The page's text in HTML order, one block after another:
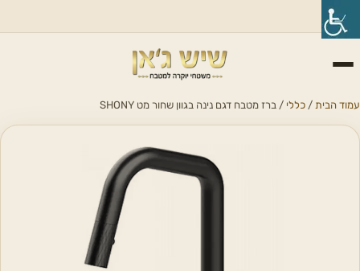
עמוד הבית / כללי / ברז מטבח דגם נינה בגוון שחור מט SHONY